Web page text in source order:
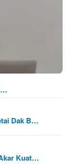
…
Dak B…
Kuat…